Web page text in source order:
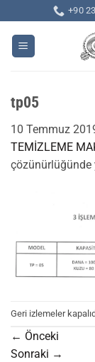
atla
+90
tp05
10 Temmuz
TEMİZLEME
çözünürlüğünde
Geri izlemeler
← Önceki
Sonraki →